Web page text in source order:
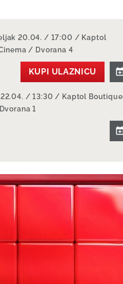
20.04. / 17:00 / Kaptol
/ Dvorana 4
KUPI ULAZNICU
/ 13:30 / Kaptol Boutique
1